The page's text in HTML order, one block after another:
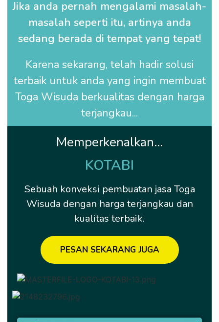
Jika anda pernah mengalami masalah-
masalah seperti itu, artinya anda
sedang berada di tempat yang tepat!
Karena sekarang, telah hadir solusi
terbaik untuk anda yang ingin membuat
Toga Wisuda berkualitas dengan harga
terjangkau...
Memperkenalkan...
KOTABI
Sebuah konveksi pembuatan jasa Toga
Wisuda dengan harga terjangkau dan
kualitas terbaik.
PESAN SEKARANG JUGA